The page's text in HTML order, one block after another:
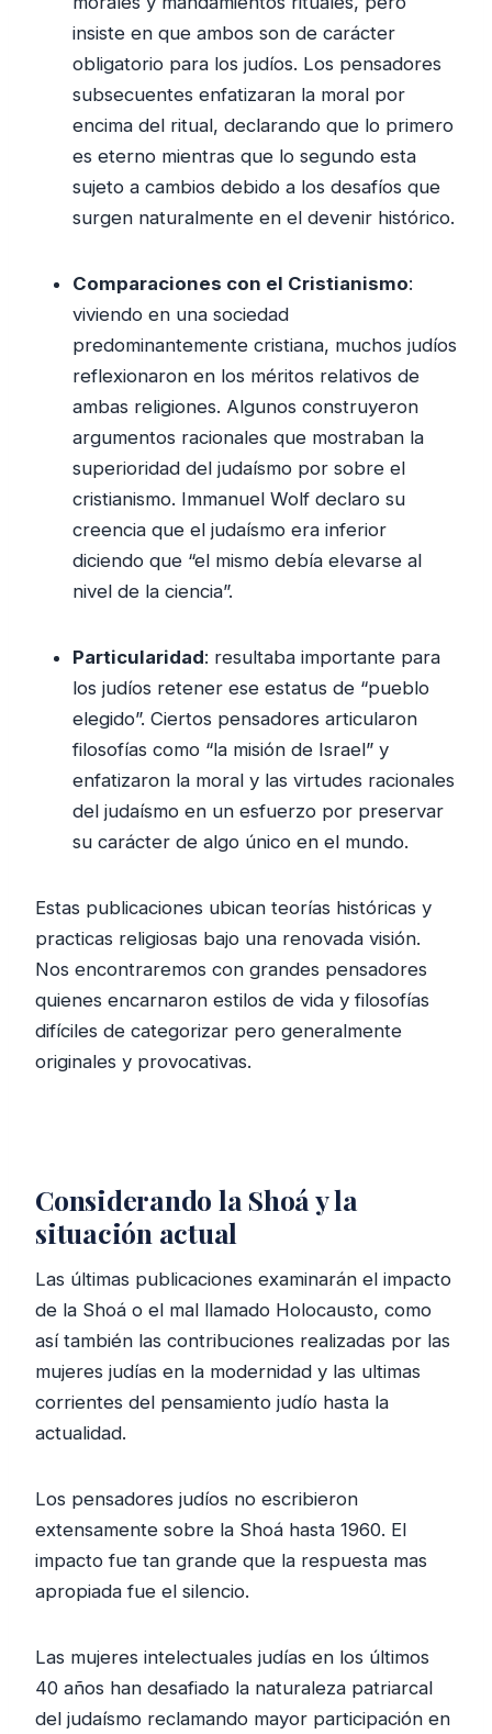
insiste en que ambos son de carácter
obligatorio para los judíos. Los pensadores
subsecuentes enfatizaran la moral por
encima del ritual, declarando que lo primero
es eterno mientras que lo segundo esta
sujeto a cambios debido a los desafíos que
surgen naturalmente en el devenir histórico.
Comparaciones con el Cristianismo:
viviendo en una sociedad
predominantemente cristiana, muchos judíos
reflexionaron en los méritos relativos de
ambas religiones. Algunos construyeron
argumentos racionales que mostraban la
superioridad del judaísmo por sobre el
cristianismo. Immanuel Wolf declaro su
creencia que el judaísmo era inferior
diciendo que “el mismo debía elevarse al
nivel de la ciencia”.
Particularidad: resultaba importante para
los judíos retener ese estatus de “pueblo
elegido”. Ciertos pensadores articularon
filosofías como “la misión de Israel” y
enfatizaron la moral y las virtudes racionales
del judaísmo en un esfuerzo por preservar
su carácter de algo único en el mundo.
Estas publicaciones ubican teorías históricas y
practicas religiosas bajo una renovada visión.
Nos encontraremos con grandes pensadores
quienes encarnaron estilos de vida y filosofías
difíciles de categorizar pero generalmente
originales y provocativas.
Considerando la Shoá y la
situación actual
Las últimas publicaciones examinarán el impacto
de la Shoá o el mal llamado Holocausto, como
así también las contribuciones realizadas por las
mujeres judías en la modernidad y las ultimas
corrientes del pensamiento judío hasta la
actualidad.
Los pensadores judíos no escribieron
extensamente sobre la Shoá hasta 1960. El
impacto fue tan grande que la respuesta mas
apropiada fue el silencio.
Las mujeres intelectuales judías en los últimos
40 años han desafiado la naturaleza patriarcal
del judaísmo reclamando mayor participación en